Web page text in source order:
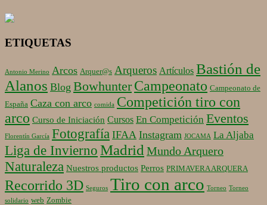
ETIQUETAS
Antonio Merino Arcos Arquer@s Arqueros Artículos Bastión de
Alanos Blog Bowhunter Campeonato Campeonato de
España Caza con arco comida Competición tiro con
arco Curso de Iniciación Cursos En Competición Eventos
Florentín García Fotografía IFAA Instagram JOCAMA La Aljaba
Liga de Invierno Madrid Mundo Arquero
Naturaleza Nuestros productos Perros PRIMAVERA ARQUERA
Recorrido 3D Seguros Tiro con arco Torneo Torneo
solidario web Zombie